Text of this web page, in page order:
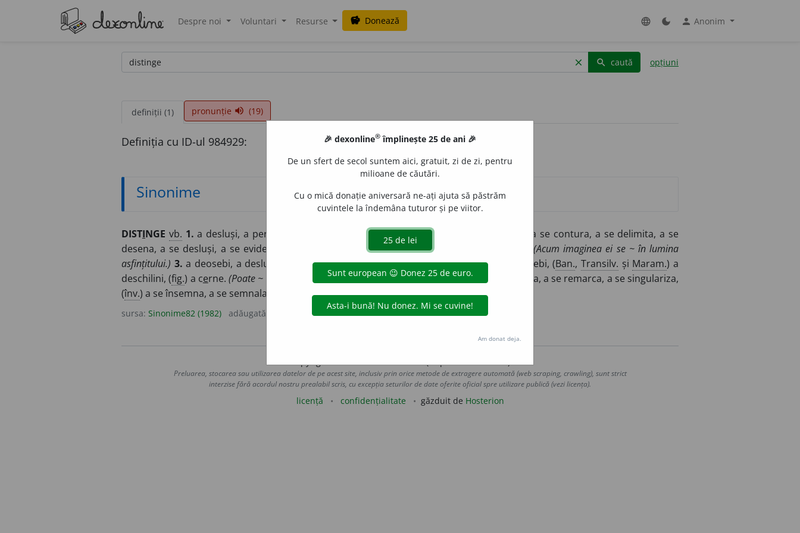
Despre noi Voluntari Resurse savings Donează language dark_mode person Anonim
clear search caută opțiuni
definiții (1) pronunție volume_up (19)
Definiția cu ID-ul 984929:
Sinonime
DISTINGE vb. 1. a desluși, a percepe, (rar) a pric pe.(Se făcuse ziuă și ~ bine obiectele.)
a se contura, a se delimita, a se
desena, a se desluși, a se evidenția, a se preciza, a se profila, a se proiecta, a se reliefa. (Acum imaginea ei se ~ în lumina
asfințitului.) 3. a deosebi, a desluși, a diferenția, a discerne, a discrimina, (înv.șipop. ) a osebi, (Ban.,Transilv. și Maram.) a
deschilini, (fig.) a cerne. (Poate ~ cu ușurință culorile) 4.a se deosebi, a se evidenția, a se ilustra, a se remarca, a se singulariza,
(înv.) a se însemna, a se semnala, a se vesti.(Prin ce s-a ~ interpretarea lui?)
sursa: Sinonime82 (1982) adăugată de LauraGellner acțiuni
Copyright © 2004-2026 dexonline (https://dexonline.ro)
Preluarea, stocarea sau utilizarea datelor de pe acest site, inclusiv prin orice metode de extragere automată (web scraping, crawling), sunt strict
interzise fără acordul nostru prealabil scris, cu excepția seturilor de date oferite oficial spre utilizare publică (vezi licența).
licență confidențialitate găzduit de Hosterion
🎉 dexonline® împlinește 25 de ani 🎉
De un sfert de secol suntem aici, gratuit, zi de zi, pentru
milioane de căutări.
Cu o mică donație aniversară ne-ați ajuta să păstrăm
cuvintele la îndemâna tuturor și pe viitor.
Am donat deja.